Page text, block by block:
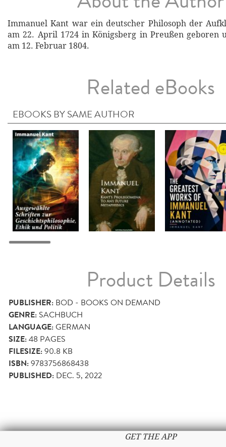
Immanuel Kant war ein deutscher Philosoph der
am 22. April 1724 in Königsberg in Preußen geboren
am 12. Februar 1804.
Related eBooks
EBOOKS BY SAME AUTHOR
Product Details
PUBLISHER: BOD - BOOKS ON DEMAND
GENRE: SACHBUCH
LANGUAGE:GERMAN
SIZE:48 PAGES
FILESIZE:90.8 KB
ISBN:9783756868438
PUBLISHED: DEC. 5, 2022
GET THE APP